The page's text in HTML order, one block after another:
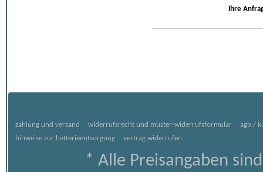
Ihre
zahlung und versand widerrufsrecht und muster-widerrufsformular
agb /
hinweise zur batterieentsorgung
vertrag widerrufen
* Alle Preisangaben